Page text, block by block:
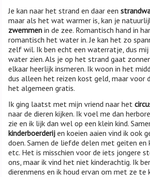
Je kan naar het strand en daar een
maar als het wat warmer is, kan je
zwemmen in de zee. Romantisch hand in
romantisch het water in. Je kan het zo
zelf wil. Ik ben echt een waterratje, dus
water zien. Als je op het strand gaat
elkaar heerlijk insmeren. Ik woon in het
dus alleen het reizen kost geld, maar voor
het algemeen gratis.
Ik ging laatst met mijn vriend naar het
naar de dieren kijken. Ik voel me dan
zie en ik lijk dan wel op een klein kind.
kinderboerderij en koeien aaien vind ik ook
doen. Samen de liefde delen met geiten en
etc. Het is misschien voor de iets jongere
ons, maar ik vind het niet kinderachtig. Ik
dierenmens en ik houd ervan om met ze te